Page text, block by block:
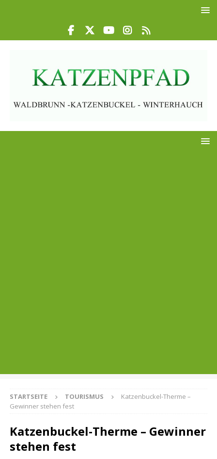
STARTSEITE TOURISMUS
Katzenbuckel-Therme –
Gewinner stehen fest
Katzenbuckel-Therme – Gewinner
stehen fest